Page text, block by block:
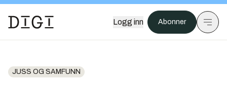
Logg inn Abonner
JUSS OG SAMFUNN